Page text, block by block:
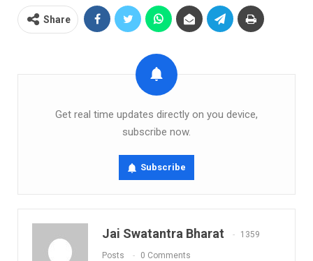
Share
Get real time updates directly on you device,
subscribe now.
Subscribe
Jai Swatantra Bharat 1359
Posts 0 Comments